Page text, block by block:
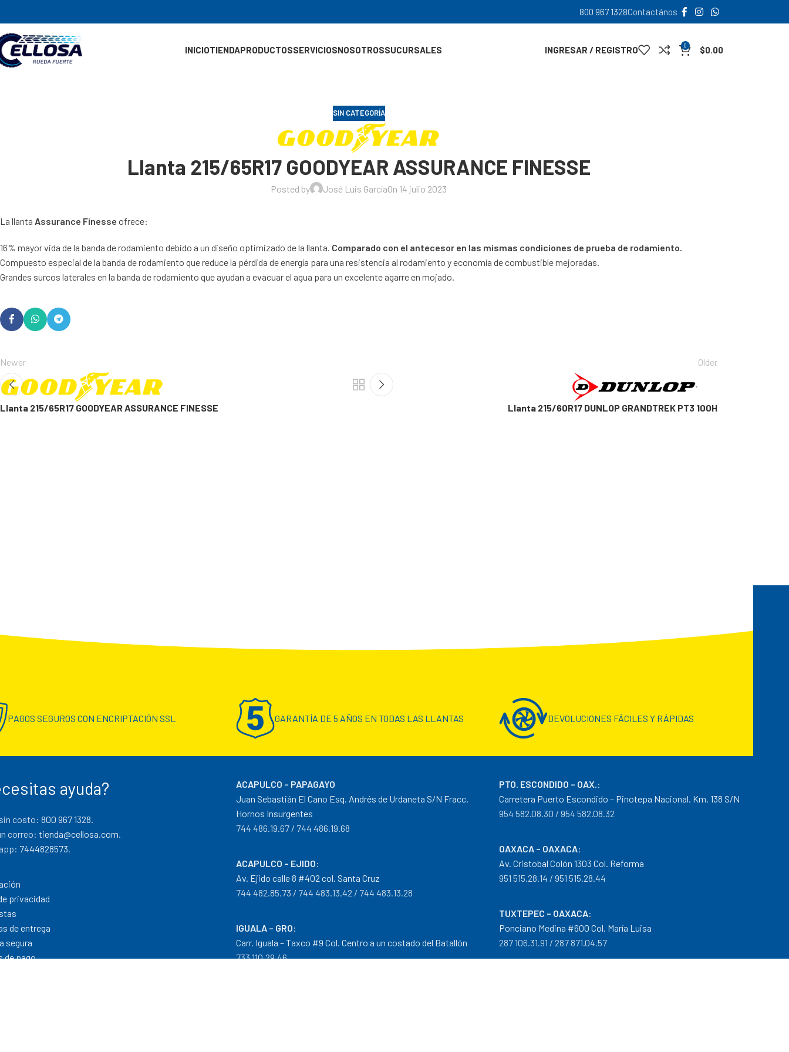
800 967 1328Contactános
INICIOTIENDAPRODUCTOSSERVICIOSNOSOTROSSUCURSALES INGRESAR / REGISTRO 0 $0.00
SIN CATEGORÍA
Llanta 215/65R17 GOODYEAR ASSURANCE FINESSE
Posted by José Luis GarcíaOn 14 julio 2023
La llanta Assurance Finesse ofrece:
16% mayor vida de la banda de rodamiento debido a un diseño optimizado de la llanta. Comparado con el antecesor en las mismas condiciones de prueba de rodamiento.
Compuesto especial de la banda de rodamiento que reduce la pérdida de energía para una resistencia al rodamiento y economía de combustible mejoradas.
Grandes surcos laterales en la banda de rodamiento que ayudan a evacuar el agua para un excelente agarre en mojado.
Newer
Llanta 215/65R17 GOODYEAR ASSURANCE FINESSE
Older
Llanta 215/60R17 DUNLOP GRANDTREK PT3 100H
PAGOS SEGUROS CON ENCRIPTACIÓN SSL GARANTÍA DE 5 AÑOS EN TODAS LAS LLANTAS DEVOLUCIONES FÁCILES Y RÁPIDAS
ayuda?
costo:800 967 1328.
correo:tienda@cellosa.com
7444828573
privacidad
de entrega
segura
de pago
ACAPULCO – PAPAGAYO
Juan Sebastián El Cano Esq. Andrés de Urdaneta S/N Fracc.
Hornos Insurgentes
744 486.19.67 / 744 486.19.68
ACAPULCO – EJIDO:
Av. Ejido calle 8 #402 col. Santa Cruz
744 482.85.73 / 744 483.13.42 / 744 483.13.28
IGUALA – GRO:
Carr. Iguala – Taxco #9 Col. Centro a un costado del Batallón
733 110.29.46
PTO. ESCONDIDO – OAX. :
Carretera Puerto Escondido – Pinotepa Nacional. Km. 138 S/N
954 582.08.30 / 954 582.08.32
OAXACA – OAXACA:
Av. Cristobal Colón 1303 Col. Reforma
951 515.28.14 / 951 515.28.44
TUXTEPEC – OAXACA:
Ponciano Medina #600 Col. María Luisa
287 106.31.91 / 287 871.04.57